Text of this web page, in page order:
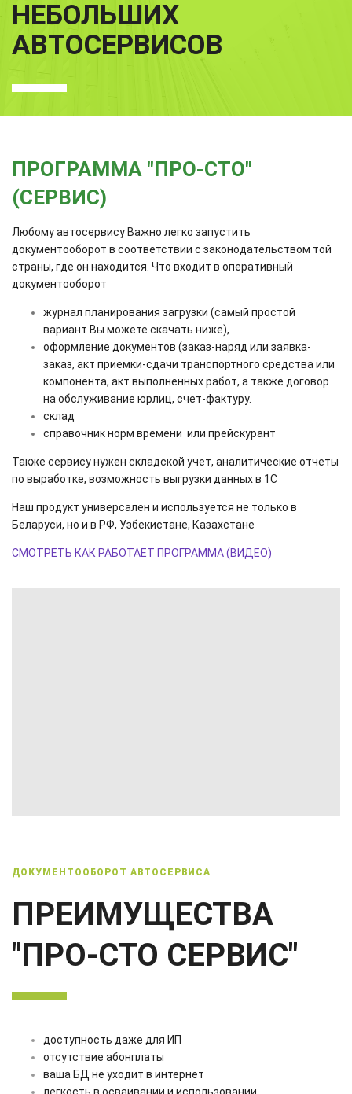
НЕБОЛЬШИХ
АВТОСЕРВИСОВ
ПРОГРАММА "ПРО-СТО"
(СЕРВИС)
Любому автосервису Важно легко запустить
документооборот в соответствии с законодательством той
страны, где он находится. Что входит в оперативный
документооборот
журнал планирования загрузки (самый простой
вариант Вы можете скачать ниже),
оформление документов (заказ-наряд или заявка-
заказ, акт приемки-сдачи транспортного средства или
компонента, акт выполненных работ, а также договор
на обслуживание юрлиц, счет-фактуру.
склад
справочник норм времени или прейскурант
Также сервису нужен складской учет, аналитические отчеты
по выработке, возможность выгрузки данных в 1С
Наш продукт универсален и используется не только в
Беларуси, но и в РФ, Узбекистане, Казахстане
СМОТРЕТЬ КАК РАБОТАЕТ ПРОГРАММА (ВИДЕО)
ДОКУМЕНТООБОРОТ АВТОСЕРВИСА
ПРЕИМУЩЕСТВА
"ПРО-СТО СЕРВИС"
доступность даже для ИП
отсутствие абонплаты
ваша БД не уходит в интернет